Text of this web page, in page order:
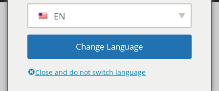
Child,,Playing,,Playgrou
nd.
EN
Change Language
Close and do not switch language